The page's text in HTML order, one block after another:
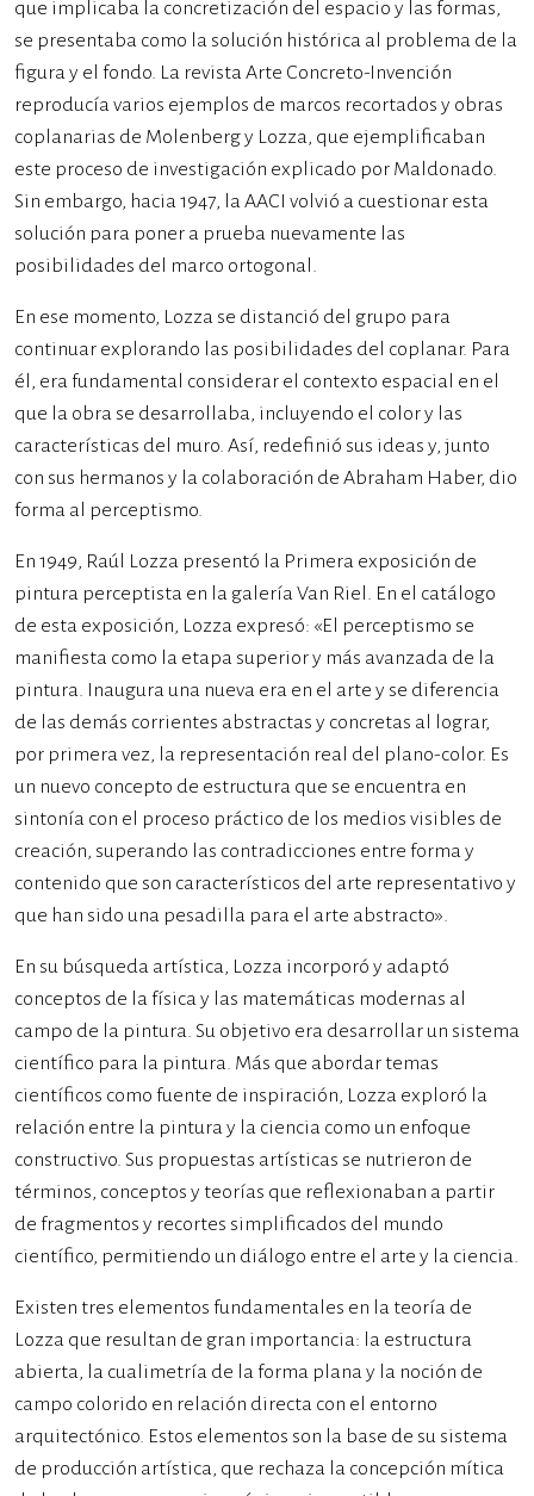
que implicaba la concretización del espacio y las formas,
se presentaba como la solución histórica al problema de la
figura y el fondo. La revista Arte Concreto-Invención
reproducía varios ejemplos de marcos recortados y obras
coplanarias de Molenberg y Lozza, que ejemplificaban
este proceso de investigación explicado por Maldonado.
Sin embargo, hacia 1947, la AACI volvió a cuestionar esta
solución para poner a prueba nuevamente las
posibilidades del marco ortogonal.
En ese momento, Lozza se distanció del grupo para
continuar explorando las posibilidades del coplanar. Para
él, era fundamental considerar el contexto espacial en el
que la obra se desarrollaba, incluyendo el color y las
características del muro. Así, redefinió sus ideas y, junto
con sus hermanos y la colaboración de Abraham Haber, dio
forma al perceptismo.
En 1949, Raúl Lozza presentó la Primera exposición de
pintura perceptista en la galería Van Riel. En el catálogo
de esta exposición, Lozza expresó: «El perceptismo se
manifiesta como la etapa superior y más avanzada de la
pintura. Inaugura una nueva era en el arte y se diferencia
de las demás corrientes abstractas y concretas al lograr,
por primera vez, la representación real del plano-color. Es
un nuevo concepto de estructura que se encuentra en
sintonía con el proceso práctico de los medios visibles de
creación, superando las contradicciones entre forma y
contenido que son característicos del arte representativo y
que han sido una pesadilla para el arte abstracto».
En su búsqueda artística, Lozza incorporó y adaptó
conceptos de la física y las matemáticas modernas al
campo de la pintura. Su objetivo era desarrollar un sistema
científico para la pintura. Más que abordar temas
científicos como fuente de inspiración, Lozza exploró la
relación entre la pintura y la ciencia como un enfoque
constructivo. Sus propuestas artísticas se nutrieron de
términos, conceptos y teorías que reflexionaban a partir
de fragmentos y recortes simplificados del mundo
científico, permitiendo un diálogo entre el arte y la ciencia.
Existen tres elementos fundamentales en la teoría de
Lozza que resultan de gran importancia: la estructura
abierta, la cualimetría de la forma plana y la noción de
campo colorido en relación directa con el entorno
arquitectónico. Estos elementos son la base de su sistema
de producción artística, que rechaza la concepción mítica